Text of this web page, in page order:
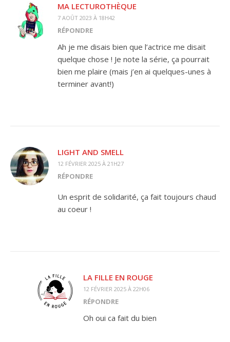
MA LECTUROTHÈQUE
7 AOÛT 2023 À 18H42
RÉPONDRE
Ah je me disais bien que l’actrice me disait
quelque chose ! Je note la série, ça pourrait
bien me plaire (mais j’en ai quelques-unes à
terminer avant!)
LIGHT AND SMELL
12 FÉVRIER 2025 À 21H27
RÉPONDRE
Un esprit de solidarité, ça fait toujours chaud
au coeur !
LA FILLE EN ROUGE
12 FÉVRIER 2025 À 22H06
RÉPONDRE
Oh oui ca fait du bien